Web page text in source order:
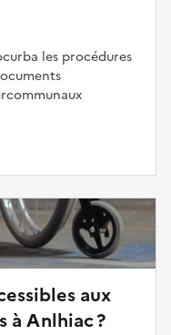
les procédures
aux
à Anlhiac ?